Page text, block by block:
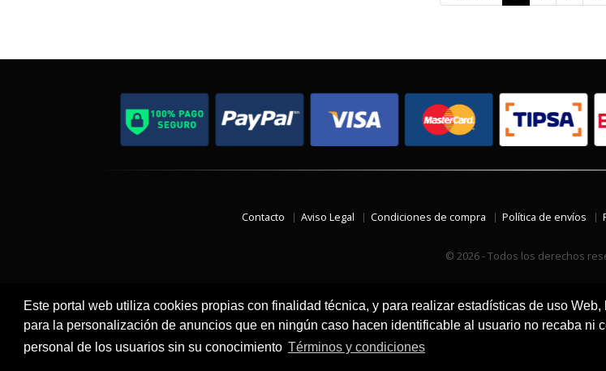
Este portal web utiliza cookies propias con finalidad técnica, y para realizar estadísticas de uso Web,
para la personalización de anuncios que en ningún caso hacen identificable al usuario no recaba ni
personal de los usuarios sin su conocimiento Términos y condiciones
Contacto Aviso Legal Condiciones de compra Política de envíos
© 2026 - Todos los derechos